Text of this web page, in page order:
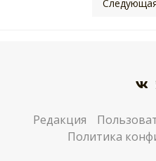
Редакция
Политика